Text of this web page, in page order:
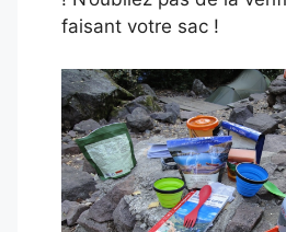
faisant votre sac !